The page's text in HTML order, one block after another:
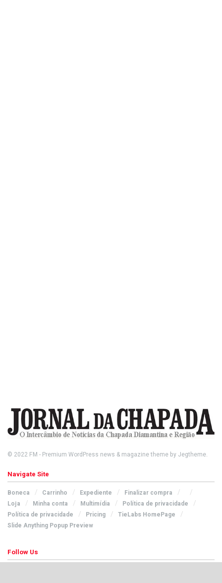
© 2022 FM - Premium WordPress news & magazine theme by Jegtheme.
Navigate Site
Boneca Carrinho Expediente
Finalizar compra
Loja
Minha conta Multimídia
Política de privacidade
Política de privacidade
Pricing
TieLabs HomePage
Slide Anything Popup Preview
Follow Us